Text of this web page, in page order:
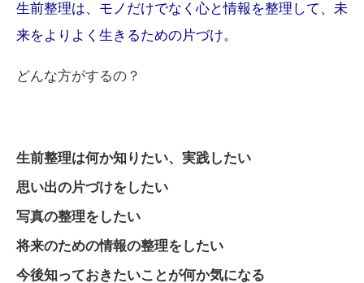
生前整理は、モノだけでなく心と情報を整理して、未
来をよりよく生きるための片づけ。
どんな方がするの？
生前整理は何か知りたい、実践したい
思い出の片づけをしたい
写真の整理をしたい
将来のための情報の整理をしたい
今後知っておきたいことが何か気になる